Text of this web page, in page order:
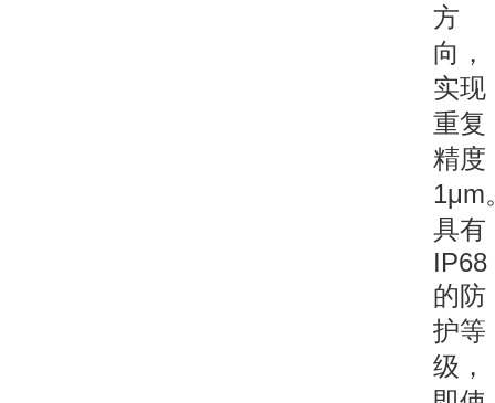
方
向，
实现
重复
精度
1μm
具有
IP68
的防
护等
级，